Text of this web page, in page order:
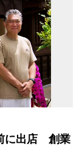
に出店 創業